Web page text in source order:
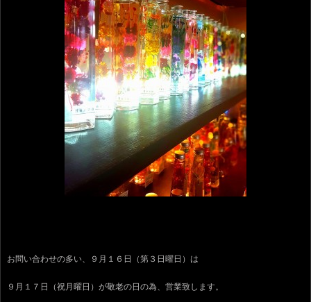
お問い合わせの多い、９月１６日（第３日曜日）は
９月１７日（祝月曜日）が敬老の日の為、営業致します。